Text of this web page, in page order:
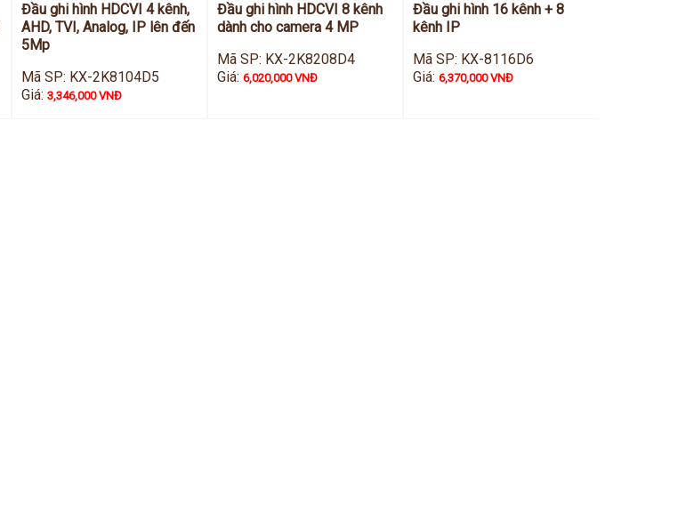
Đầu ghi hình HDCVI 4 kênh,
AHD, TVI, Analog, IP lên đến
5Mp
Mã SP: KX-2K8104D5
Giá:3,346,000 VNĐ
Đầu ghi hình HDCVI 8 kênh
dành cho camera 4 MP
Mã SP: KX-2K8208D4
Giá:6,020,000 VNĐ
Đầu ghi hình 16 kênh + 8
kênh IP
Mã SP: KX-8116D6
Giá:6,370,000 VNĐ